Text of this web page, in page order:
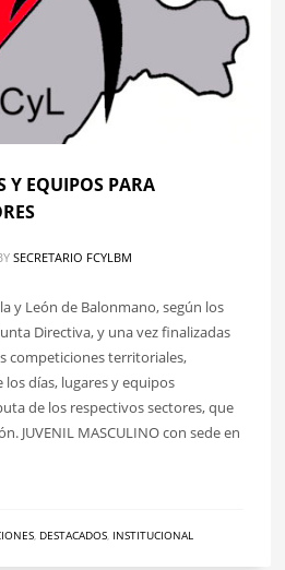
Y EQUIPOS PARA
SECRETARIO FCYLBM
y León de Balonmano, según los
Directiva, y una vez finalizadas
competiciones territoriales,
días, lugares y equipos
de los respectivos sectores, que
JUVENIL MASCULINO con sede en
, DESTACADOS, INSTITUCIONAL